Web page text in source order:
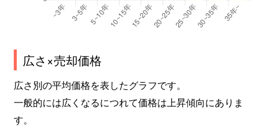
広さ×売却価格
広さ別の平均価格を表したグラフです。
一般的には広くなるにつれて価格は上昇傾向にありま
す。